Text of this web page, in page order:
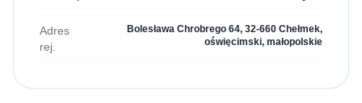
Adres
rej.
Bolesława Chrobrego 64, 32-660 Chełmek,
oświęcimski, małopolskie